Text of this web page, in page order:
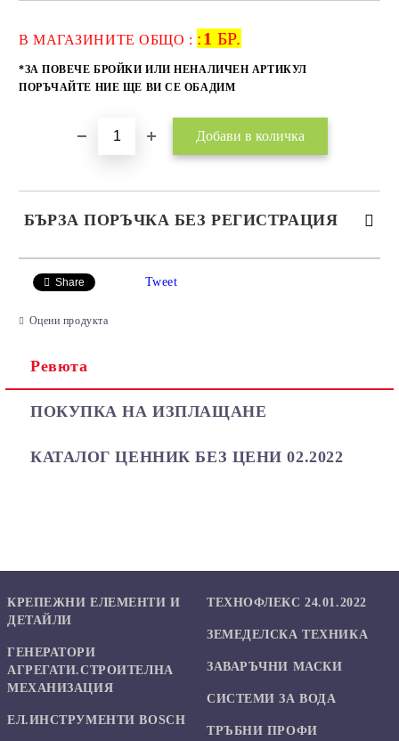
В МАГАЗИНИТЕ ОБЩО : :1 БР.
*ЗА ПОВЕЧЕ БРОЙКИ ИЛИ НЕНАЛИЧЕН АРТИКУЛ
ПОРЪЧАЙТЕ НИЕ ЩЕ ВИ СЕ ОБАДИМ
БЪРЗА ПОРЪЧКА БЕЗ РЕГИСТРАЦИЯ
Ние ще се свържем с вас в рамките на работния ден.
Share Tweet
Оцени продукта
Ревюта
ПОКУПКА НА ИЗПЛАЩАНЕ
КАТАЛОГ ЦЕННИК БЕЗ ЦЕНИ 02.2022
КРЕПЕЖНИ ЕЛЕМЕНТИ И
ДЕТАЙЛИ
ГЕНЕРАТОРИ
АГРЕГАТИ.СТРОИТЕЛНА
МЕХАНИЗАЦИЯ
ЕЛ.ИНСТРУМЕНТИ BOSCH
ТЕХНОФЛЕКС 24.01.2022
ЗЕМЕДЕЛСКА ТЕХНИКА
ЗАВАРЪЧНИ МАСКИ
СИСТЕМИ ЗА ВОДА
ТРЪБНИ ПРОФИ